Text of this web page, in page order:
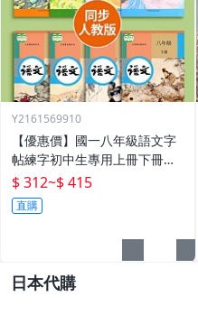
Y2161569910
【優惠價】國一八年級語文字
帖練字初中生專用上冊下冊同
步人教版練字帖九年級衡水體
鋼筆正楷楷體初一每日一練中
學生中文臨摹硬筆書
$ 312~$ 415
直購
日本代購